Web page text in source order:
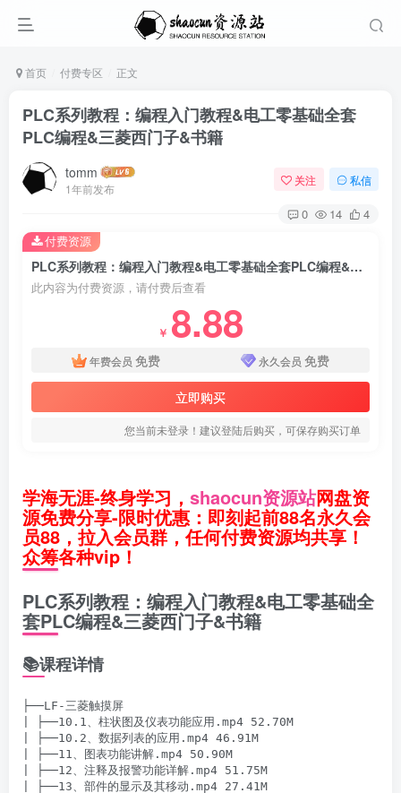
首页 付费专区 正文
PLC系列教程：编程入门教程&电工零基础全套
PLC编程&三菱西门子&书籍
tomm
1年前发布
关注 私信
0 14 4
PLC系列教程：编程入门教程&电工零基础全套PLC编程&三菱西门子&书籍
此内容为付费资源，请付费后查看
￥ 8.88
年费会员 免费 永久会员 免费
立即购买
您当前未登录！建议登陆后购买，可保存购买订单
付费资源
学海无涯-终身学习， shaocun资源站网盘资
源免费分享-限时优惠：即刻起前88名永久会
员88，拉入会员群，任何付费资源均共享！
众筹各种vip！
PLC系列教程：编程入门教程&电工零基础全
套PLC编程&三菱西门子&书籍
📚课程详情
├──LF-三菱触摸屏
| ├──10.1、柱状图及仪表功能应用.mp4 52.70M
| ├──10.2、数据列表的应用.mp4 46.91M
| ├──11、图表功能讲解.mp4 50.90M
| ├──12、注释及报警功能详解.mp4 51.75M
| ├──13、部件的显示及其移动.mp4 27.41M